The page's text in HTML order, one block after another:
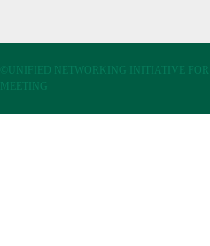
©UNIFIED NETWORKING INITIATIVE
MEETING